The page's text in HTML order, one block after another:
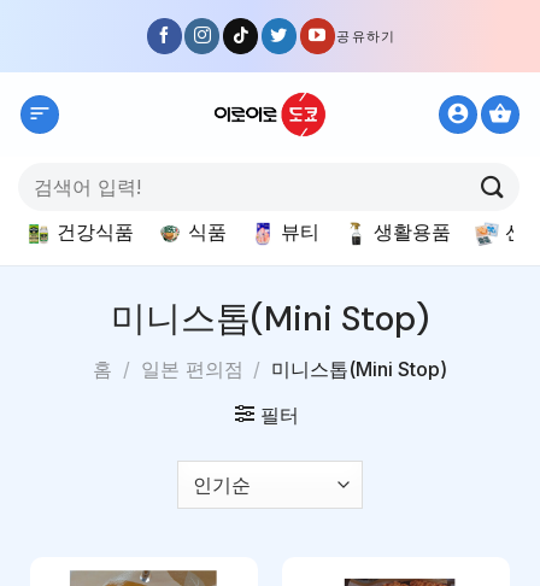
content
공유하기
색:
건강식품 식품 뷰티 생활용품 선
미니스톱(Mini Stop)
홈 / 일본 편의점 / 미니스톱(Mini Stop)
필터